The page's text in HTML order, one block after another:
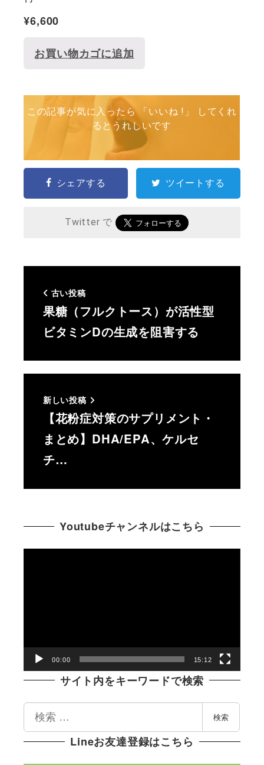
¥6,600
お買い物カゴに追加
この記事が気に入ったら 「いいね !」 してくれ
るとうれしいです
シェアする ツイートする
Twitter で
古い投稿
果糖（フルクトース）が活性型
ビタミンDの生成を阻害する
新しい投稿
【花粉症対策のサプリメント・
まとめ】DHA/EPA、ケルセ
チ…
Youtubeチャンネルはこちら
00:00 15:12
サイト内をキーワードで検索
索
検索
Lineお友達登録はこちら